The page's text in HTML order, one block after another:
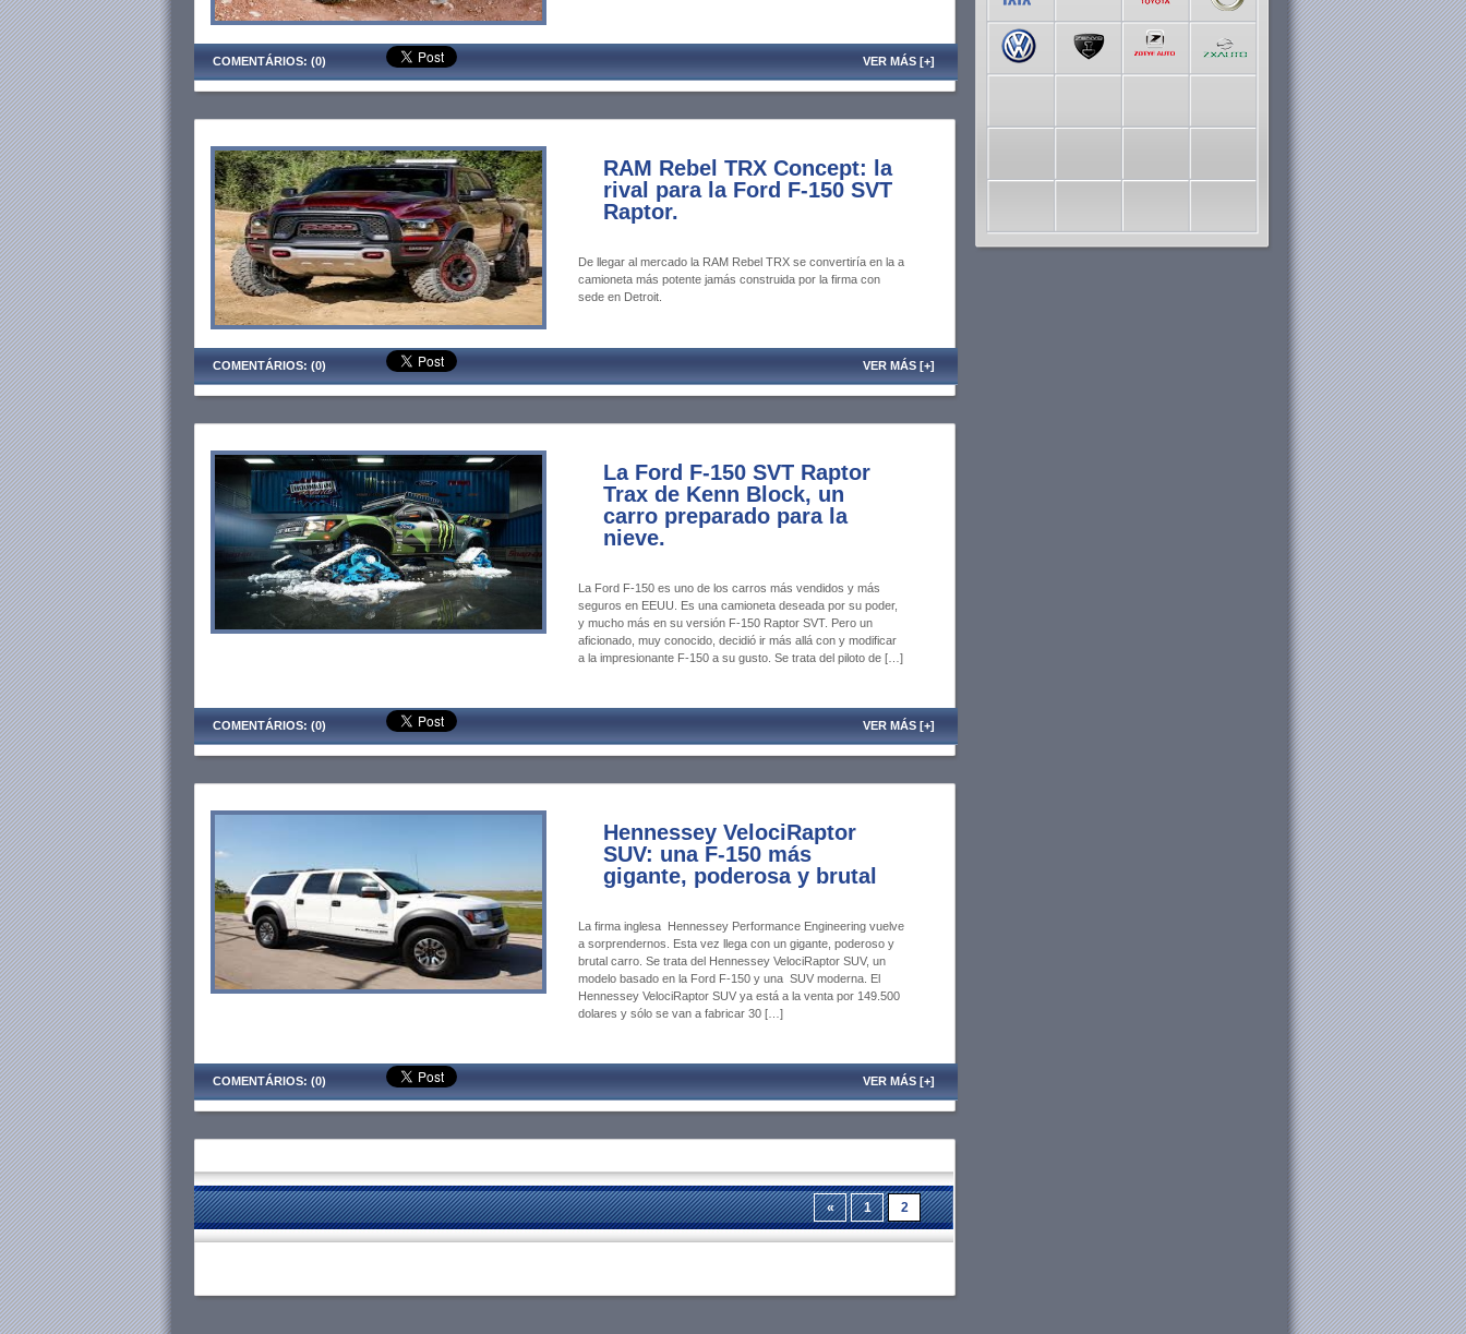
COMENTÁRIOS: (0) VER MÁS [+]
RAM Rebel TRX Concept: la
rival para la Ford F-150 SVT
Raptor.
De llegar al mercado la RAM Rebel TRX se convertiría en la a
camioneta más potente jamás construida por la firma con
sede en Detroit.
COMENTÁRIOS: (0) VER MÁS [+]
La Ford F-150 SVT Raptor
Trax de Kenn Block, un
carro preparado para la
nieve.
La Ford F-150 es uno de los carros más vendidos y más
seguros en EEUU. Es una camioneta deseada por su poder,
y mucho más en su versión F-150 Raptor SVT. Pero un
aficionado, muy conocido, decidió ir más allá con y modificar
a la impresionante F-150 a su gusto. Se trata del piloto de […]
COMENTÁRIOS: (0) VER MÁS [+]
Hennessey VelociRaptor
SUV: una F-150 más
gigante, poderosa y brutal
La firma inglesa Hennessey Performance Engineering vuelve
a sorprendernos. Esta vez llega con un gigante, poderoso y
brutal carro. Se trata del Hennessey VelociRaptor SUV, un
modelo basado en la Ford F-150 y una SUV moderna. El
Hennessey VelociRaptor SUV ya está a la venta por 149.500
dolares y sólo se van a fabricar 30 […]
COMENTÁRIOS: (0) VER MÁS [+]
« 1 2